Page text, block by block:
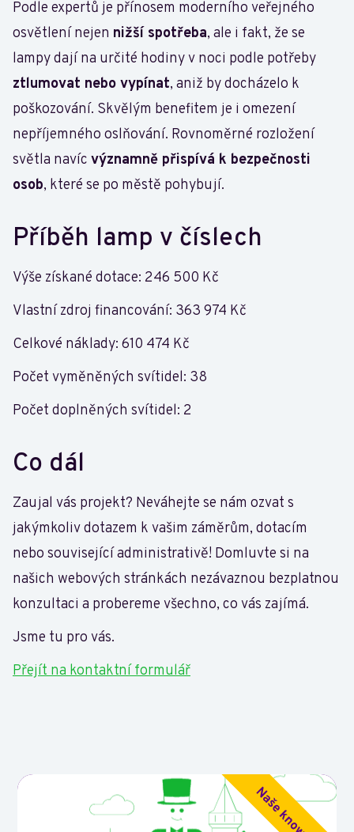
Podle expertů je přínosem moderního veřejného
osvětlení nejen nižší spotřeba, ale i fakt, že se
lampy dají na určité hodiny v noci podle potřeby
ztlumovat nebo vypínat, aniž by docházelo k
poškozování. Skvělým benefitem je i omezení
nepříjemného oslňování. Rovnoměrné rozložení
světla navíc významně přispívá k bezpečnosti
osob, které se po městě pohybují.
Příběh lamp v číslech
Výše získané dotace: 246 500 Kč
Vlastní zdroj financování: 363 974 Kč
Celkové náklady: 610 474 Kč
Počet vyměněných svítidel: 38
Počet doplněných svítidel: 2
Co dál
Zaujal vás projekt? Neváhejte se nám ozvat s
jakýmkoliv dotazem k vašim záměrům, dotacím
nebo související administrativě! Domluvte si na
našich webových stránkách nezávaznou bezplatnou
konzultaci a probereme všechno, co vás zajímá.
Jsme tu pro vás.
Přejít na kontaktní formulář